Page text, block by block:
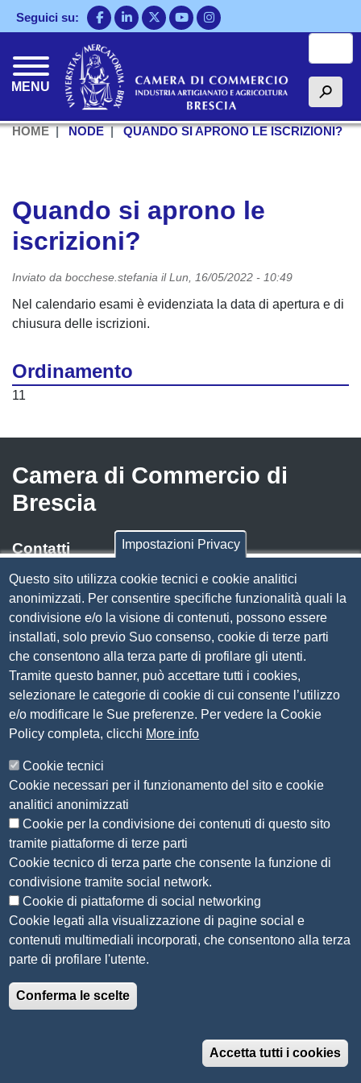
Salta
al
Seguici su:
MENU h
HOME NODE QUANDO SI APRONO LE ISCRIZIONI?
Quando si aprono le
iscrizioni?
Inviato da bocchese.stefania ilLun, 16/05/2022 - 10:49
Nel calendario esami è evidenziata la data di apertura e di
chiusura delle iscrizioni.
Ordinamento
11
Camera di Commercio di
Brescia
Contatti
Via Luigi Einaudi, 23, 25121 Brescia BS
Tel. 030 37251
PECcamera.brescia@bs.legalmail.camcom.it
P.IVA 00859790172
C.F. 80013870177
Contatti
Amministrazione Trasparente
Organizzazione
Bandi di concorso
Bandi di gara e contratti
Provvedimenti
Attività e procedimenti
Seguici su
Sito web
Accesso riservato
Mappa del sito
Impostazioni Privacy
Questo sito utilizza cookie tecnici e cookie analitici
anonimizzati. Per consentire specifiche funzionalità quali la
condivisione e/o la visione di contenuti, possono essere
installati, solo previo Suo consenso, cookie di terze parti
che consentono alla terza parte di profilare gli utenti.
Tramite questo banner, può accettare tutti i cookies,
selezionare le categorie di cookie di cui consente l’utilizzo
e/o modificare le Sue preferenze. Per vedere la Cookie
Policy completa, clicchi More info
Cookie tecnici
Cookie necessari per il funzionamento del sito e cookie
analitici anonimizzati
Cookie per la condivisione dei contenuti di questo sito
tramite piattaforme di terze parti
Cookie tecnico di terza parte che consente la funzione di
condivisione tramite social network.
Cookie di piattaforme di social networking
Cookie legati alla visualizzazione di pagine social e
contenuti multimediali incorporati, che consentono alla terza
parte di profilare l'utente.
Conferma le scelte
Accetta tutti i cookies